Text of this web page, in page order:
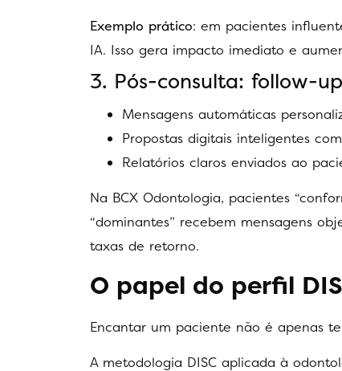
Exemplo prático: em pacientes
IA. Isso gera impacto imediato e
3. Pós-consulta: follow-
Mensagens automáticas
Propostas digitais inteligentes
Relatórios claros enviados ao
Na BCX Odontologia, pacientes
“dominantes” recebem mensagens
taxas de retorno.
O papel do perfil
Encantar um paciente não é apenas
A metodologia DISC aplicada à